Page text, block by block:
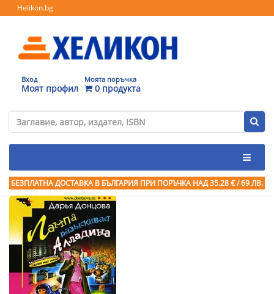
Helikon.bg
Вход
Моят профил
Моята поръчка
0 продукта
БЕЗПЛАТНА ДОСТАВКА В БЪЛГАРИЯ ПРИ ПОРЪЧКА НАД 35.28 € / 69 ЛВ.